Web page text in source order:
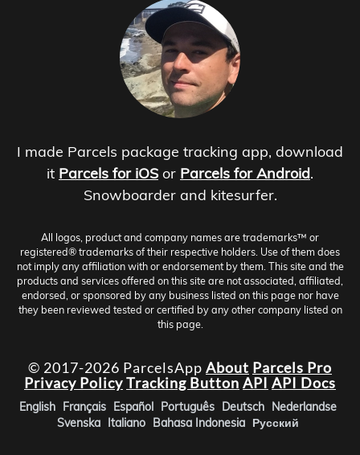
I made Parcels package tracking app, download
it Parcels for iOS or Parcels for Android.
Snowboarder and kitesurfer.
All logos, product and company names are trademarks™ or
registered® trademarks of their respective holders. Use of them does
not imply any affiliation with or endorsement by them. This site and the
products and services offered on this site are not associated, affiliated,
endorsed, or sponsored by any business listed on this page nor have
they been reviewed tested or certified by any other company listed on
this page.
© 2017-2026 ParcelsApp About Parcels Pro
Privacy PolicyTracking Button API API Docs
English Français Español Português Deutsch Nederlandse
Svenska Italiano Bahasa Indonesia Русский